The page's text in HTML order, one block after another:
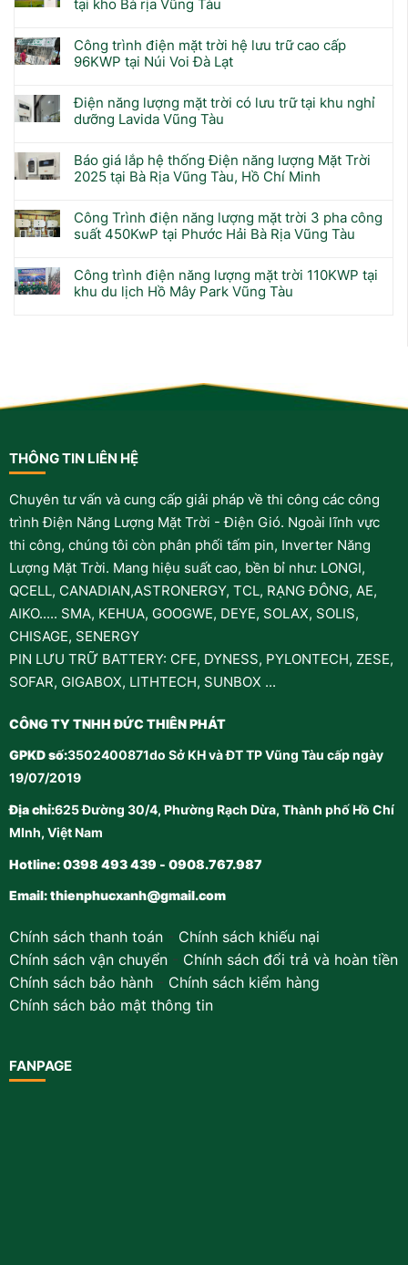
tại kho Bà rịa Vũng Tàu
Công trình điện mặt trời hệ lưu trữ cao cấp
96KWP tại Núi Voi Đà Lạt
Điện năng lượng mặt trời có lưu trữ tại khu nghỉ
dưỡng Lavida Vũng Tàu
Báo giá lắp hệ thống Điện năng lượng Mặt Trời
2025 tại Bà Rịa Vũng Tàu, Hồ Chí Minh
Công Trình điện năng lượng mặt trời 3 pha công
suất 450KwP tại Phước Hải Bà Rịa Vũng Tàu
Công trình điện năng lượng mặt trời 110KWP tại
khu du lịch Hồ Mây Park Vũng Tàu
THÔNG TIN LIÊN HỆ
Chuyên tư vấn và cung cấp giải pháp về thi công các công
trình Điện Năng Lượng Mặt Trời - Điện Gió. Ngoài lĩnh vực
thi công, chúng tôi còn phân phối tấm pin, Inverter Năng
Lượng Mặt Trời. Mang hiệu suất cao, bền bỉ như: LONGI,
QCELL, CANADIAN,ASTRONERGY, TCL, RẠNG ĐÔNG, AE,
AIKO..... SMA, KEHUA, GOOGWE, DEYE, SOLAX, SOLIS,
CHISAGE, SENERGY
PIN LƯU TRỮ BATTERY: CFE, DYNESS, PYLONTECH, ZESE,
SOFAR, GIGABOX, LITHTECH, SUNBOX ...
CÔNG TY TNHH ĐỨC THIÊN PHÁT
GPKD số:3502400871do Sở KH và ĐT TP Vũng Tàu cấp ngày
19/07/2019
Địa chỉ:625 Đường 30/4, Phường Rạch Dừa, Thành phố Hồ Chí
MInh, Việt Nam
Hotline: 0398 493 439 - 0908.767.987
Email:thienphucxanh@gmail.com
Chính sách thanh toán- Chính sách khiếu nại
Chính sách vận chuyển- Chính sách đổi trả và hoàn tiền
Chính sách bảo hành- Chính sách kiểm hàng
Chính sách bảo mật thông tin
FANPAGE